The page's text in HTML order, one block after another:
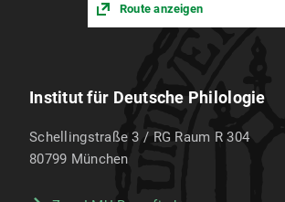
Route anzeigen
Institut für Deutsche Philologie
Schellingstraße 3 / RG Raum R 304
80799 München